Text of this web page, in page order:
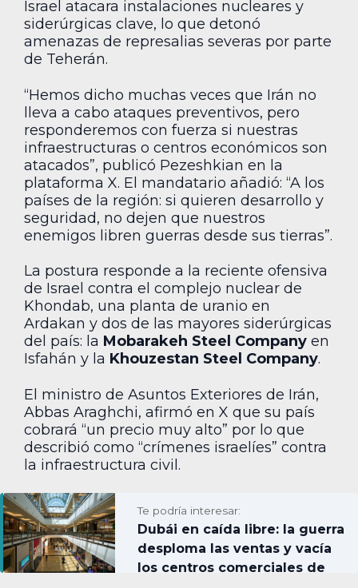
Israel atacara instalaciones nucleares y
siderúrgicas clave, lo que detonó
amenazas de represalias severas por parte
de Teherán.
“Hemos dicho muchas veces que Irán no
lleva a cabo ataques preventivos, pero
responderemos con fuerza si nuestras
infraestructuras o centros económicos son
atacados”, publicó Pezeshkian en la
plataforma X. El mandatario añadió: “A los
países de la región: si quieren desarrollo y
seguridad, no dejen que nuestros
enemigos libren guerras desde sus tierras”.
La postura responde a la reciente ofensiva
de Israel contra el complejo nuclear de
Khondab, una planta de uranio en
Ardakan y dos de las mayores siderúrgicas
del país: la Mobarakeh Steel Company en
Isfahán y la Khouzestan Steel Company.
El ministro de Asuntos Exteriores de Irán,
Abbas Araghchi, afirmó en X que su país
cobrará “un precio muy alto” por lo que
describió como “crímenes israelíes” contra
la infraestructura civil.
Te podría interesar:
Dubái en caída libre: la guerra
desploma las ventas y vacía
los centros comerciales de